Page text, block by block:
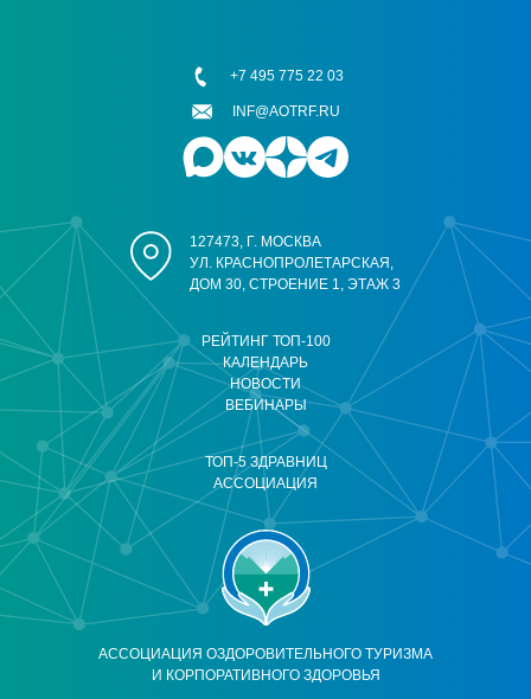
АССОЦИАЦИЯ ОЗДОРОВИТЕЛЬНОГО ТУРИЗМА
И КОРПОРАТИВНОГО ЗДОРОВЬЯ
РЕЙТИНГ ТОП-100
КАЛЕНДАРЬ
НОВОСТИ
ВЕБИНАРЫ
ТОП-5 ЗДРАВНИЦ
АССОЦИАЦИЯ
127473, Г. МОСКВА
УЛ. КРАСНОПРОЛЕТАРСКАЯ,
ДОМ 30, СТРОЕНИЕ 1, ЭТАЖ 3
+7 495 775 22 03
INF@AOTRF.RU